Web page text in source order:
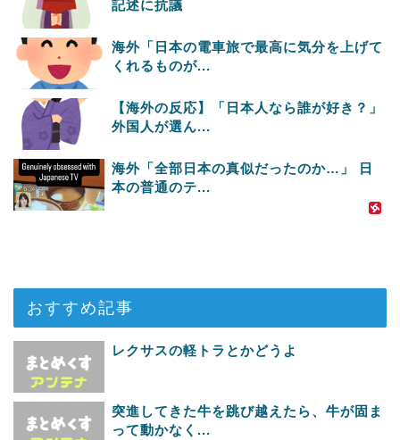
記述に抗議
海外「日本の電車旅で最高に気分を上げて
くれるものが...
【海外の反応】「日本人なら誰が好き？」
外国人が選ん...
海外「全部日本の真似だったのか…」 日
本の普通のテ...
おすすめ記事
レクサスの軽トラとかどうよ
突進してきた牛を跳び越えたら、牛が固ま
って動かなく...